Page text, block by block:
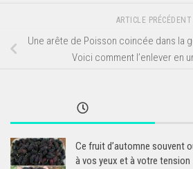
ARTICLE PRÉCÉDENT
Une arête de Poisson coincée dans la
Voici comment l’enlever en
Ce fruit d’automne souvent
à vos yeux et à votre tension